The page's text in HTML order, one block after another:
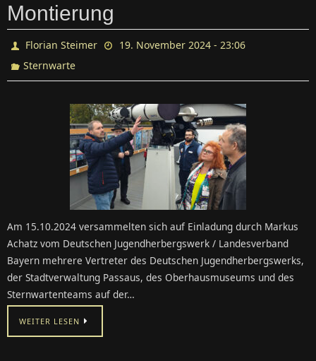
Montierung
Florian Steimer
19. November 2024 - 23:06
Sternwarte
Am 15.10.2024 versammelten sich auf Einladung durch Markus
Achatz vom Deutschen Jugendherbergswerk / Landesverband
Bayern mehrere Vertreter des Deutschen Jugendherbergswerks,
der Stadtverwaltung Passaus, des Oberhausmuseums und des
Sternwartenteams auf der…
WEITER LESEN